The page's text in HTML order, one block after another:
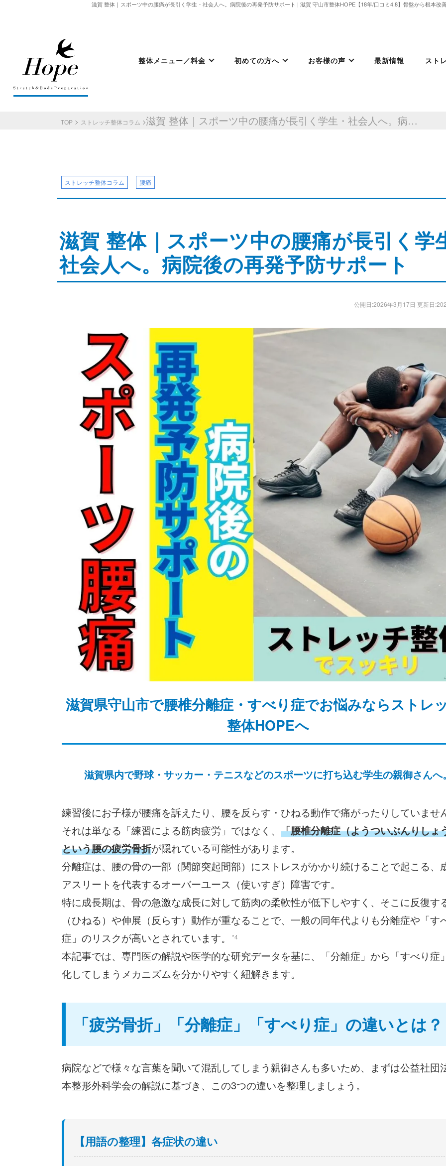
滋賀 整体｜スポーツ中の腰痛が長引く学生・社会人へ。病院後の再発予防サポート | 滋賀 守山市整体HOPE【18年/口コミ4.8】骨盤から根本改
整体メニュー／料金 初めての方へ お客様の声 最新情報 スト
TOP ストレッチ整体コラム 滋賀 整体｜スポーツ中の腰痛が長引く学生・社会人へ。病院後の再発予防サポート
ストレッチ整体コラム 腰痛
滋賀 整体｜スポーツ中の腰痛が長引く学
社会人へ。病院後の再発予防サポート
公開日:2026年3月17日 更新日
滋賀県守山市で腰椎分離症・すべり症でお悩みならストレ
整体HOPEへ
滋賀県内で野球・サッカー・テニスなどのスポーツに打ち込む学生の親御さんへ。
練習後にお子様が腰痛を訴えたり、腰を反らす・ひねる動作で痛がったりしていませ
それは単なる「練習による筋肉疲労」ではなく、 「腰椎分離症（ようついぶんりしょ
という腰の疲労骨折が隠れている可能性があります。
分離症は、腰の骨の一部（関節突起間部）にストレスがかかり続けることで起こる、
アスリートを代表するオーバーユース（使いすぎ）障害です。
特に成長期は、骨の急激な成長に対して筋肉の柔軟性が低下しやすく、そこに反復す
（ひねる）や伸展（反らす）動作が重なることで、一般の同年代よりも分離症や「す
症」のリスクが高いとされています。
*4
本記事では、専門医の解説や医学的な研究データを基に、「分離症」から「すべり症
化してしまうメカニズムを分かりやすく紐解きます。
「疲労骨折」「分離症」「すべり症」の違いとは？
病院などで様々な言葉を聞いて混乱してしまう親御さんも多いため、まずは公益社団
本整形外科学会の解説に基づき、この3つの違いを整理しましょう。
【用語の整理】各症状の違い
最新情報
ストレッチ整体コラム
LINE予約の流れ
オンライン問診
ストレッチ整体
体幹トレーニング
アスリートスリープコーチ
タイ古式マッサージ